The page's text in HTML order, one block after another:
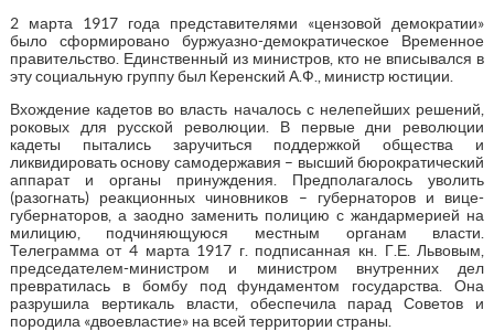
2 марта 1917 года представителями «цензовой демократии»
было сформировано буржуазно-демократическое Временное
правительство. Единственный из министров, кто не вписывался в
эту социальную группу был Керенский А.Ф., министр юстиции.
Вхождение кадетов во власть началось с нелепейших решений,
роковых для русской революции. В первые дни революции
кадеты пытались заручиться поддержкой общества и
ликвидировать основу самодержавия – высший бюрократический
аппарат и органы принуждения. Предполагалось уволить
(разогнать) реакционных чиновников – губернаторов и вице-
губернаторов, а заодно заменить полицию с жандармерией на
милицию, подчиняющуюся местным органам власти.
Телеграмма от 4 марта 1917 г. подписанная кн. Г.Е. Львовым,
председателем-министром и министром внутренних дел
превратилась в бомбу под фундаментом государства. Она
разрушила вертикаль власти, обеспечила парад Советов и
породила «двоевластие» на всей территории страны.